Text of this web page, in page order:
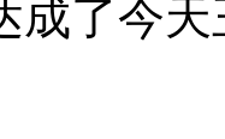
成了今